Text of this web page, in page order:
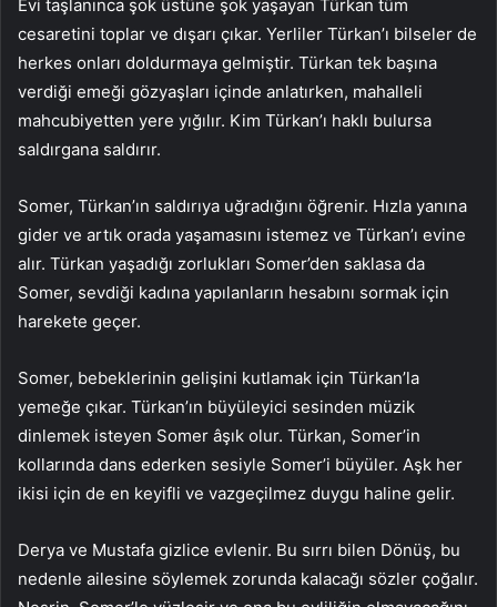
Evi taşlanınca şok üstüne şok yaşayan Türkan tüm
cesaretini toplar ve dışarı çıkar. Yerliler Türkan’ı bilseler de
herkes onları doldurmaya gelmiştir. Türkan tek başına
verdiği emeği gözyaşları içinde anlatırken, mahalleli
mahcubiyetten yere yığılır. Kim Türkan’ı haklı bulursa
saldırgana saldırır.
Somer, Türkan’ın saldırıya uğradığını öğrenir. Hızla yanına
gider ve artık orada yaşamasını istemez ve Türkan’ı evine
alır. Türkan yaşadığı zorlukları Somer’den saklasa da
Somer, sevdiği kadına yapılanların hesabını sormak için
harekete geçer.
Somer, bebeklerinin gelişini kutlamak için Türkan’la
yemeğe çıkar. Türkan’ın büyüleyici sesinden müzik
dinlemek isteyen Somer âşık olur. Türkan, Somer’in
kollarında dans ederken sesiyle Somer’i büyüler. Aşk her
ikisi için de en keyifli ve vazgeçilmez duygu haline gelir.
Derya ve Mustafa gizlice evlenir. Bu sırrı bilen Dönüş, bu
nedenle ailesine söylemek zorunda kalacağı sözler çoğalır.